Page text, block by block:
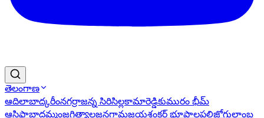
తెలంగాణ
ఆదిలాబాద్కరీంనగర్రాజన్న సిరిసిల్లకామారెడ్డికుమురం భీమ్
ఆసిఫాబాద్ఖమ్మంజగిత్యాలజనగామజయశంకర్ భూపాలపల్లిజోగులాంబ